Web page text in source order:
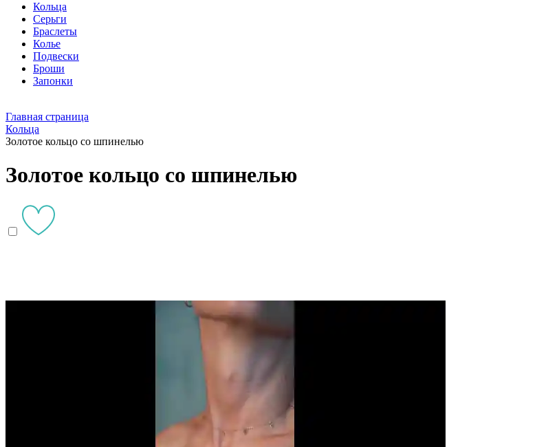
Кольца
Серьги
Браслеты
Колье
Подвески
Броши
Запонки
Главная страница
Кольца
Золотое кольцо со шпинелью
Золотое кольцо со шпинелью